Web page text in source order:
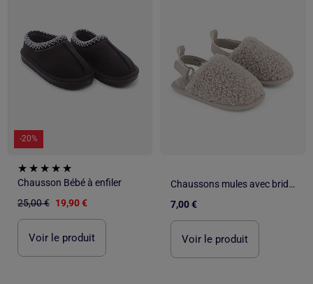
-20%
Chausson Bébé à enfiler
25,00 € 19,90 €
Voir le produit
Chaussons mules avec brides de maintien
7,00 €
Voir le produit